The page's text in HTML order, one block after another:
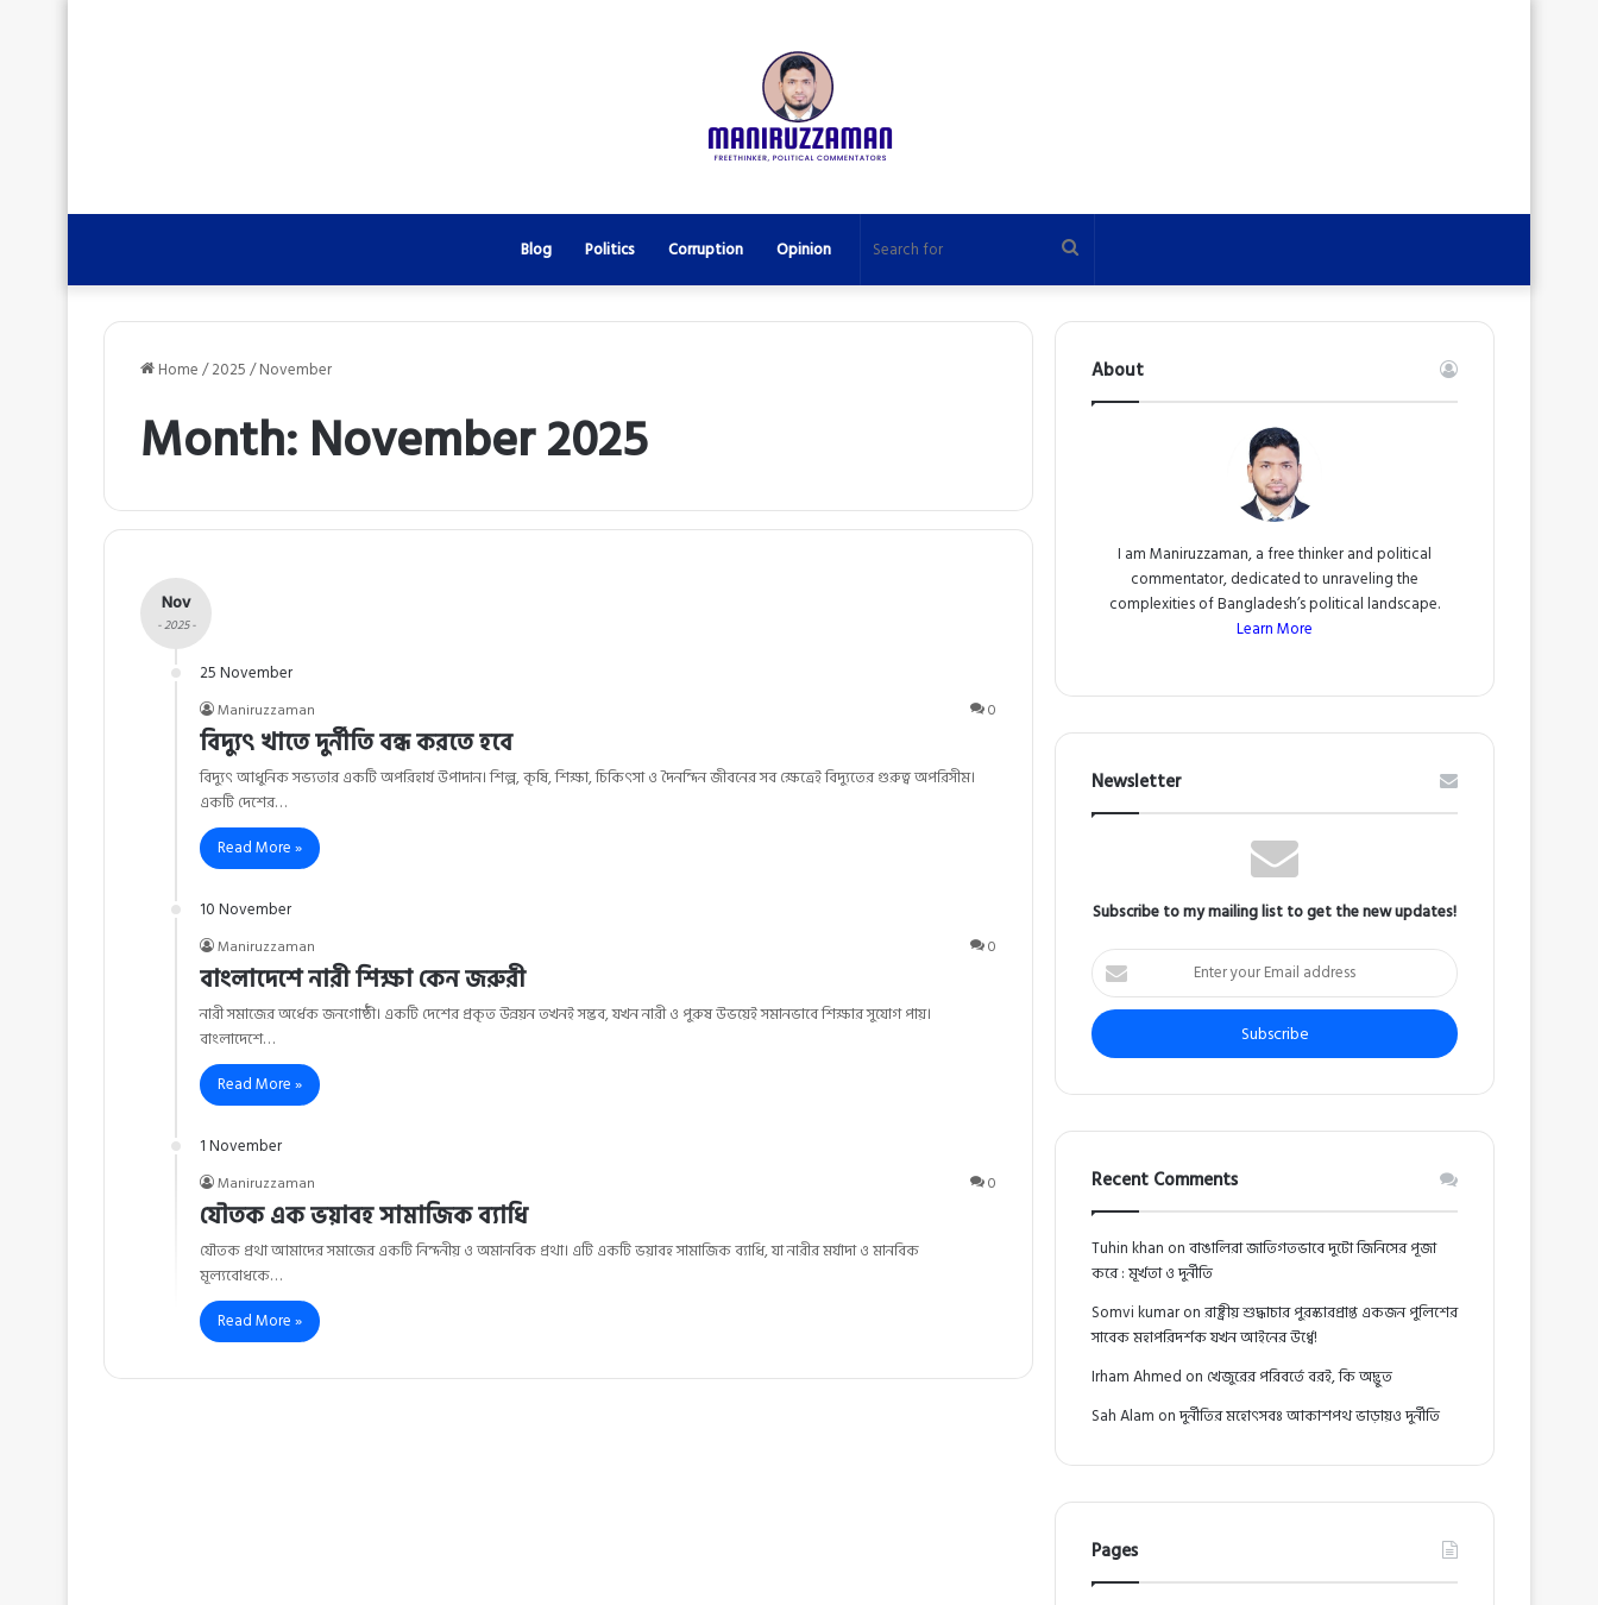
Blog Politics Corruption Opinion Search
for
Home/2025/November
Month:November 2025
Nov
- 2025 -
25 November
Maniruzzaman 0
বিদ্যুৎ খাতে দুর্নীতি বন্ধ করতে হবে
বিদ্যুৎ আধুনিক সভ্যতার একটি অপরিহার্য উপাদান। শিল্প, কৃষি, শিক্ষা, চিকিৎসা ও দৈনন্দিন জীবনের সব ক্ষেত্রেই বিদ্যুতের গুরুত্ব অপরিসীম।
একটি দেশের…
Read More »
10 November
Maniruzzaman 0
বাংলাদেশে নারী শিক্ষা কেন জরুরী
নারী সমাজের অর্ধেক জনগোষ্ঠী। একটি দেশের প্রকৃত উন্নয়ন তখনই সম্ভব, যখন নারী ও পুরুষ উভয়েই সমানভাবে শিক্ষার সুযোগ পায়।
বাংলাদেশে…
Read More »
1 November
Maniruzzaman 0
যৌতক এক ভয়াবহ সামাজিক ব্যাধি
যৌতক প্রথা আমাদের সমাজের একটি নিন্দনীয় ও অমানবিক প্রথা। এটি একটি ভয়াবহ সামাজিক ব্যাধি, যা নারীর মর্যাদা ও মানবিক
মূল্যবোধকে…
Read More »
About
I am Maniruzzaman, a free thinker and political
commentator, dedicated to unraveling the
complexities of Bangladesh’s political landscape.
Learn More
Newsletter
Subscribe to my mailing list to get the new updates!
Enter
your
Email
address
Recent Comments
Tuhin khan onবাঙালিরা জাতিগতভাবে দুটো জিনিসের পূজা
করে : মূর্খতা ও দুর্নীতি
Somvi kumaronরাষ্ট্রীয় শুদ্ধাচার পুরস্কারপ্রাপ্ত একজন পুলিশের
সাবেক মহাপরিদর্শক যখন আইনের উর্ধ্বে!
Irham Ahmed on খেজুরের পরিবর্তে বরই, কি অদ্ভুত
Sah Alam onদুর্নীতির মহোৎসবঃ আকাশপথ ভাড়ায়ও দুর্নীতি
Pages